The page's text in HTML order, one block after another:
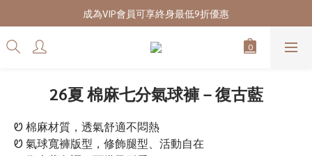
7/28-8/20 CUBi 收藏季全館買二送一
成為VIP會員可享終身最低9折優惠
7/28-8/20 CUBi 收藏季全館買二送一
26夏 棉麻七分氣球褲－復古藍
Ꮼ 棉麻材質，透氣舒適不悶熱
Ꮼ 氣球寬褲版型，修飾腿型、活動自在